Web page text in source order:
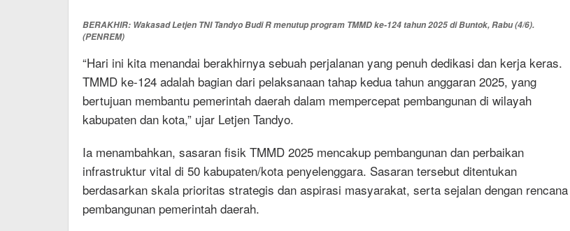
BERAKHIR: Wakasad Letjen TNI Tandyo Budi R menutup program TMMD ke-124 tahun 2025 di Buntok, Rabu (4/6).
(PENREM)
“Hari ini kita menandai berakhirnya sebuah perjalanan yang penuh dedikasi dan kerja keras.
TMMD ke-124 adalah bagian dari pelaksanaan tahap kedua tahun anggaran 2025, yang
bertujuan membantu pemerintah daerah dalam mempercepat pembangunan di wilayah
kabupaten dan kota,” ujar Letjen Tandyo.
Ia menambahkan, sasaran fisik TMMD 2025 mencakup pembangunan dan perbaikan
infrastruktur vital di 50 kabupaten/kota penyelenggara. Sasaran tersebut ditentukan
berdasarkan skala prioritas strategis dan aspirasi masyarakat, serta sejalan dengan rencana
pembangunan pemerintah daerah.